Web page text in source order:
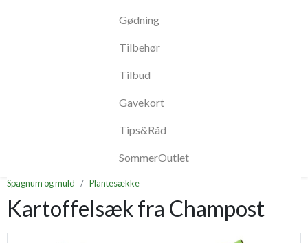
Gødning
Tilbehør
Tilbud
Gavekort
Tips&Råd
SommerOutlet
Spagnum og muld Plantesække
Kartoffelsæk fra Champost